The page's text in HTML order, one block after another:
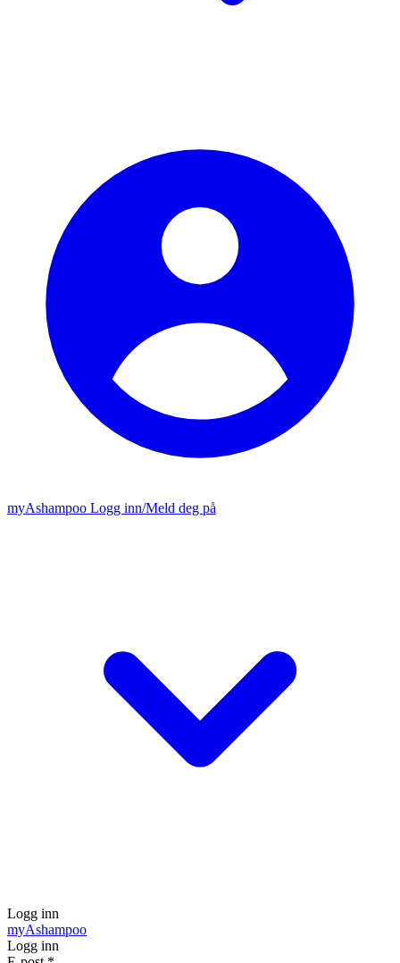
myAshampoo Logg inn/Meld deg på
Logg inn
myAshampoo
Logg inn